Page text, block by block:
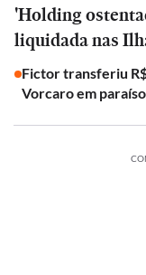
'Holding
liquidada nas
Fictor transferiu
Vorcaro em